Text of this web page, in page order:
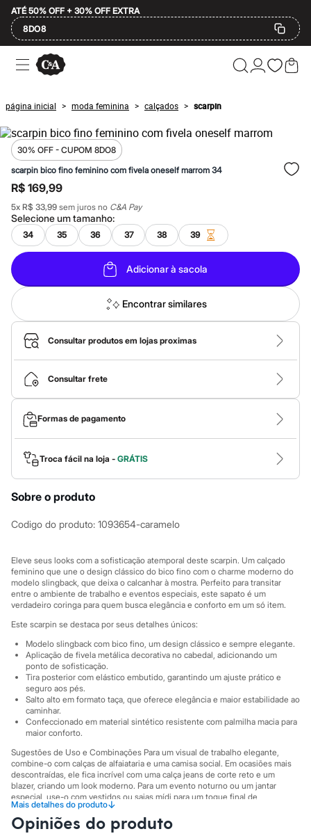
ATÉ 50% OFF + 30% OFF EXTRA
8DO8
Ofertas
Compre por Departamento
Masculino
Infantil
Calçados
Mindse7
Plus Size
Até 20% off
Até 40% off
Até 60% off
A partir de 60% off
Feminino
Em alta
Inverno
Alfaiataria
Novidades
Roupas
Blusas e Camisetas
Básicos
Calças
Casacos e Jaquetas
Jeans
Macacões
Saias
Shorts e Bermudas
Vestidos
Acessórios
Bolsas
Bonés e Chapéus
Bijoux
Cintos
Óculos
Relógios
Calçados
Botas
Rasteirinhas
Tênis
Marcas
City
Clock House
Sawary
Yessica
Moda esportiva
Acessórios
Blusas
Calçados
Leggings
Shorts e Bermudas
Tops
Moda íntima
Calcinhas
Cintas e Modeladores
Meias
Pijamas
Sutiãs e Tops
Moda praia
Biquínis
página inicial > moda feminina > calçados > scarpin
30% OFF - CUPOM 8DO8
scarpin bico fino feminino com fivela oneself marrom 34
R$ 169,99
5x R$ 33,99 sem juros no C&A Pay
Selecione umtamanho:
34 35 36 37 38 39
Adicionar à sacola
Encontrar similares
Consultar produtos em lojas proximas
Consultar frete
Formas de pagamento
Troca fácil na loja - GRÁTIS
Sobre o produto
Codigo do produto: 1093654-caramelo
Eleve seus looks com a sofisticação atemporal deste scarpin. Um calçado
feminino que une o design clássico do bico fino com o charme moderno do
modelo slingback, que deixa o calcanhar à mostra. Perfeito para transitar
entre o ambiente de trabalho e eventos especiais, este sapato é um
verdadeiro coringa para quem busca elegância e conforto em um só item.
Este scarpin se destaca por seus detalhes únicos:
Modelo slingback com bico fino, um design clássico e sempre elegante.
Aplicação de fivela metálica decorativa no cabedal, adicionando um
ponto de sofisticação.
Tira posterior com elástico embutido, garantindo um ajuste prático e
seguro aos pés.
Salto alto em formato taça, que oferece elegância e maior estabilidade ao
caminhar.
Confeccionado em material sintético resistente com palmilha macia para
maior conforto.
Sugestões de Uso e Combinações Para um visual de trabalho elegante,
combine-o com calças de alfaiataria e uma camisa social. Em ocasiões mais
descontraídas, ele fica incrível com uma calça jeans de corte reto e um
blazer, criando um look moderno. Para um evento noturno ou um jantar
especial, use-o com vestidos ou saias mídi para um toque final de
sofisticação.
A gente se encontra na C&A! ❤
Mais detalhes do produto↓
Opiniões do produto